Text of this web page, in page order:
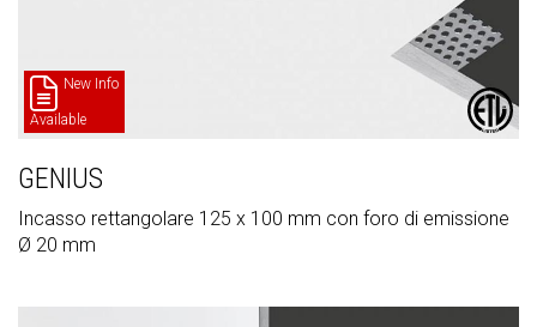
New Info
Available
GENIUS
Incasso rettangolare 125 x 100 mm con foro di emissione
Ø 20 mm